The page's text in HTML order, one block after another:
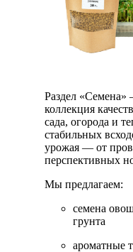
Раздел «Семена»
коллекция
сада, огорода и
стабильных
урожая — от
перспективных
Мы предлагаем:
семена
грунта
ароматные